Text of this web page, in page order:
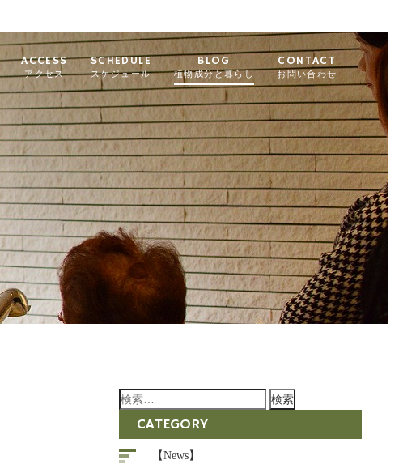
ACCESS
アクセス
SCHEDULE
スケジュール
BLOG
植物成分と暮らし
CONTACT
お問い合わせ
検
CATEGORY
【News】